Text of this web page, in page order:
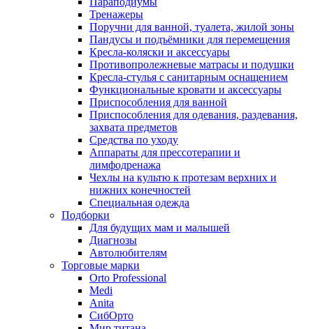
Тренажеры
Поручни для ванной, туалета, жилой зоны
Пандусы и подъёмники для перемещения
Кресла-коляски и аксессуары
Противопролежневые матрасы и подушки
Кресла-стулья с санитарным оснащением
Функциональные кровати и аксессуары
Приспособления для ванной
Приспособления для одевания, раздевания,
захвата предметов
Средства по уходу
Аппараты для прессотерапии и
лимфодренажа
Чехлы на культю к протезам верхних и
нижних конечностей
Специальная одежда
Подборки
Для будущих мам и малышей
Диагнозы
Автолюбителям
Торговые марки
Orto Professional
Medi
Anita
СибОрто